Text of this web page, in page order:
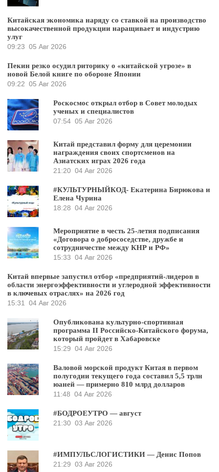
Китайская экономика наряду со ставкой на производство
высокачественной продукции наращивает и индустрию
улуг
09:23 05 Авг 2026
Пекин резко осудил риторику о «китайской угрозе» в
новой Белой книге по обороне Японии
09:22 05 Авг 2026
Роскосмос открыл отбор в Совет молодых
ученых и специалистов
07:54 05 Авг 2026
Китай представил форму для церемонии
награждения своих спортсменов на
Азиатских играх 2026 года
21:20 04 Авг 2026
#КУЛЬТУРНЫЙКОД- Екатерина Бирюкова и
Елена Чурина
18:28 04 Авг 2026
Мероприятие в честь 25-летия подписания
«Договора о добрососедстве, дружбе и
сотрудничестве между КНР и РФ»
15:33 04 Авг 2026
Китай впервые запустил отбор «предприятий-лидеров в
области энергоэффективности и углеродной эффективности
в ключевых отраслях» на 2026 год
15:31
04 Авг 2026
Опубликована культурно-спортивная
программа II Российско-Китайского форума,
который пройдет в Хабаровске
15:29 04 Авг 2026
Валовой морской продукт Китая в первом
полугодии текущего года составил 5,5 трлн
юаней — примерно 810 млрд долларов
11:48 04 Авг 2026
#БОДРОЕУТРО — август
21:30 03 Авг 2026
#ИМПУЛЬСЛОГИСТИКИ — Денис Попов
21:29 03 Авг 2026